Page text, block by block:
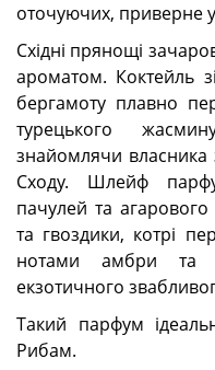
оточуючих, приверне
Східні прянощі
ароматом. Коктейль
бергамоту плавно
турецького
знайомлячи
Сходу. Шлейф
пачулей та
та гвоздики, котрі
нотами амбри та
екзотичного
Такий парфум
Рибам.